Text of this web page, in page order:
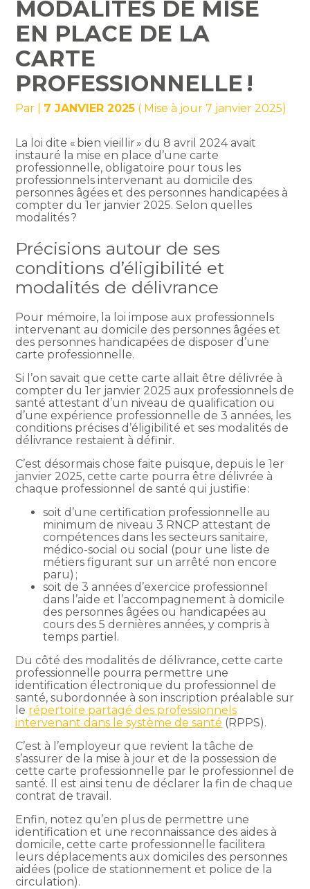
MODALITÉS DE MISE
EN PLACE DE LA
CARTE
PROFESSIONNELLE !
Par 7 JANVIER 2025 ( Mise à jour 7 janvier 2025)
La loi dite « bien vieillir » du 8 avril 2024 avait
instauré la mise en place d’une carte
professionnelle, obligatoire pour tous les
professionnels intervenant au domicile des
personnes âgées et des personnes handicapées à
compter du 1er janvier 2025. Selon quelles
modalités ?
Précisions autour de ses
conditions d’éligibilité et
modalités de délivrance
Pour mémoire, la loi impose aux professionnels
intervenant au domicile des personnes âgées et
des personnes handicapées de disposer d’une
carte professionnelle.
Si l’on savait que cette carte allait être délivrée à
compter du 1er janvier 2025 aux professionnels de
santé attestant d’un niveau de qualification ou
d’une expérience professionnelle de 3 années, les
conditions précises d’éligibilité et ses modalités de
délivrance restaient à définir.
C’est désormais chose faite puisque, depuis le 1er
janvier 2025, cette carte pourra être délivrée à
chaque professionnel de santé qui justifie :
soit d’une certification professionnelle au
minimum de niveau 3 RNCP attestant de
compétences dans les secteurs sanitaire,
médico-social ou social (pour une liste de
métiers figurant sur un arrêté non encore
paru) ;
soit de 3 années d’exercice professionnel
dans l’aide et l’accompagnement à domicile
des personnes âgées ou handicapées au
cours des 5 dernières années, y compris à
temps partiel.
Du côté des modalités de délivrance, cette carte
professionnelle pourra permettre une
identification électronique du professionnel de
santé, subordonnée à son inscription préalable sur
le répertoire partagé des professionnels
intervenant dans le système de santé (RPPS).
C’est à l’employeur que revient la tâche de
s’assurer de la mise à jour et de la possession de
cette carte professionnelle par le professionnel de
santé. Il est ainsi tenu de déclarer la fin de chaque
contrat de travail.
Enfin, notez qu’en plus de permettre une
identification et une reconnaissance des aides à
domicile, cette carte professionnelle facilitera
leurs déplacements aux domiciles des personnes
aidées (police de stationnement et police de la
circulation).